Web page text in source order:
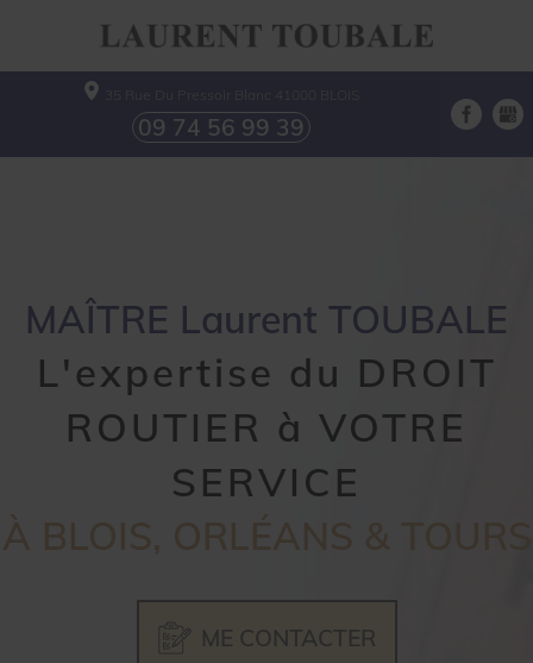
09 74 56 99 39
MAÎTRE Laurent TOUBALE
L'expertise du DROIT
ROUTIER à VOTRE
SERVICE
ME CONTACTER